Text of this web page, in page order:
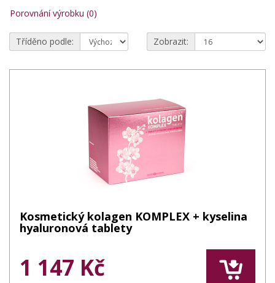
Porovnání výrobku (0)
Tříděno podle: Zobrazit:
Kosmetický kolagen KOMPLEX + kyselina
hyaluronová tablety
1 147 Kč